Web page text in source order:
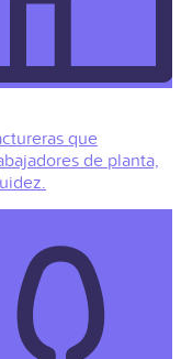
que
de planta,